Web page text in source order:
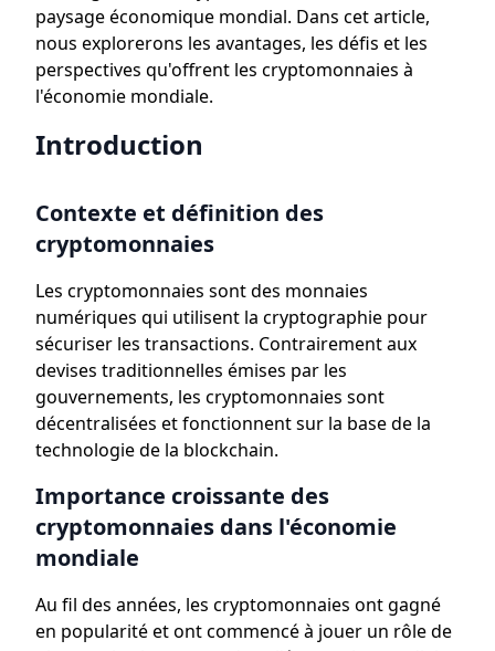
paysage économique mondial. Dans cet article,
nous explorerons les avantages, les défis et les
perspectives qu'offrent les cryptomonnaies à
l'économie mondiale.
Introduction
Contexte et définition des
cryptomonnaies
Les cryptomonnaies sont des monnaies
numériques qui utilisent la cryptographie pour
sécuriser les transactions. Contrairement aux
devises traditionnelles émises par les
gouvernements, les cryptomonnaies sont
décentralisées et fonctionnent sur la base de la
technologie de la blockchain.
Importance croissante des
cryptomonnaies dans l'économie
mondiale
Au fil des années, les cryptomonnaies ont gagné
en popularité et ont commencé à jouer un rôle de